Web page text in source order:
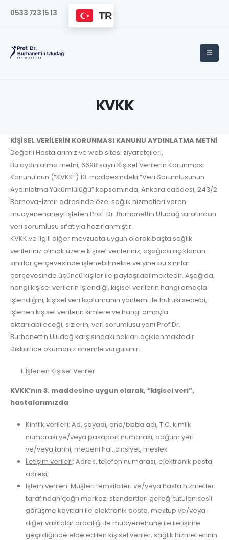
0533 723 15 13 TR
KVKK
KİŞİSEL VERİLERİN KORUNMASI KANUNU AYDINLATMA METNİ
Değerli Hastalarımız ve web sitesi ziyaretçileri,
Bu aydınlatma metni, 6698 sayılı Kişisel Verilerin Korunması
Kanunu’nun (“KVKK”) 10. maddesindeki “Veri Sorumlusunun
Aydınlatma Yükümlülüğü” kapsamında, Ankara caddesi, 243/2
Bornova-İzmir adresinde özel sağlık hizmetleri veren
muayenehaneyi işleten Prof. Dr. Burhanettin Uludağ tarafından
veri sorumlusu sıfatıyla hazırlanmıştır.
KVKK ve ilgili diğer mevzuata uygun olarak başta sağlık
verileriniz olmak üzere kişisel verileriniz, aşağıda açıklanan
sınırlar çerçevesinde işlenebilmekte ve yine bu sınırlar
çerçevesinde üçüncü kişiler ile paylaşılabilmektedir. Aşağıda,
hangi kişisel verilerin işlendiği, kişisel verilerin hangi amaçla
işlendiğini, kişisel veri toplamanın yöntemi ile hukuki sebebi,
işlenen kişisel verilerin kimlere ve hangi amaçla
aktarılabileceği, sizlerin, veri sorumlusu yani Prof.Dr.
Burhanettin Uludağ karşısındaki hakları açıklanmaktadır.
Dikkatlice okumanız önemle vurgulanır..
İşlenen Kişisel Veriler
KVKK’nın 3. maddesine uygun olarak, “kişisel veri”,
hastalarımızda
Kimlik verileri: Ad, soyadı, ana/baba adı, T.C. kimlik
numarası ve/veya pasaport numarası, doğum yeri
ve/veya tarihi, medeni hal, cinsiyet, meslek
İletişim verileri: Adres, telefon numarası, elektronik posta
adresi;
İşlem verileri: Müşteri temsilcileri ve/veya hasta hizmetleri
tarafından çağrı merkezi standartları gereği tutulan sesli
görüşme kayıtları ile elektronik posta, mektup ve/veya
diğer vasıtalar aracılığı ile muayenehane ile iletişime
geçildiğinde elde edilen kişisel veriler, sağlık hizmetlerinin